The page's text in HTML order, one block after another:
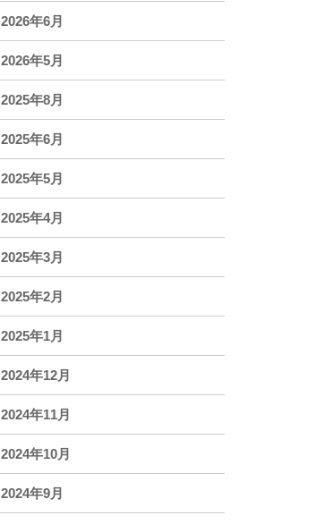
2026年6月
2026年5月
2025年8月
2025年6月
2025年5月
2025年4月
2025年3月
2025年2月
2025年1月
2024年12月
2024年11月
2024年10月
2024年9月